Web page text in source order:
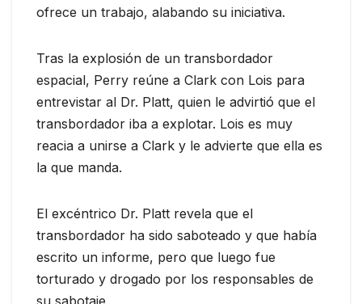
ofrece un trabajo, alabando su iniciativa.
Tras la explosión de un transbordador
espacial, Perry reúne a Clark con Lois para
entrevistar al Dr. Platt, quien le advirtió que el
transbordador iba a explotar. Lois es muy
reacia a unirse a Clark y le advierte que ella es
la que manda.
El excéntrico Dr. Platt revela que el
transbordador ha sido saboteado y que había
escrito un informe, pero que luego fue
torturado y drogado por los responsables de